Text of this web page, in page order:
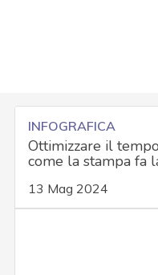
INFOGRAFICA
Ottimizzare il
come la stampa fa
13 Mag 2024